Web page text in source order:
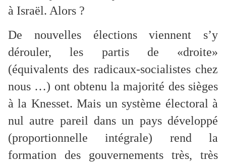
à Israël. Alors ?
De nouvelles élections viennent s’y
dérouler, les partis de «droite»
(équivalents des radicaux-socialistes chez
nous …) ont obtenu la majorité des sièges
à la Knesset. Mais un système électoral à
nul autre pareil dans un pays développé
(proportionnelle intégrale) rend la
formation des gouvernements très, très